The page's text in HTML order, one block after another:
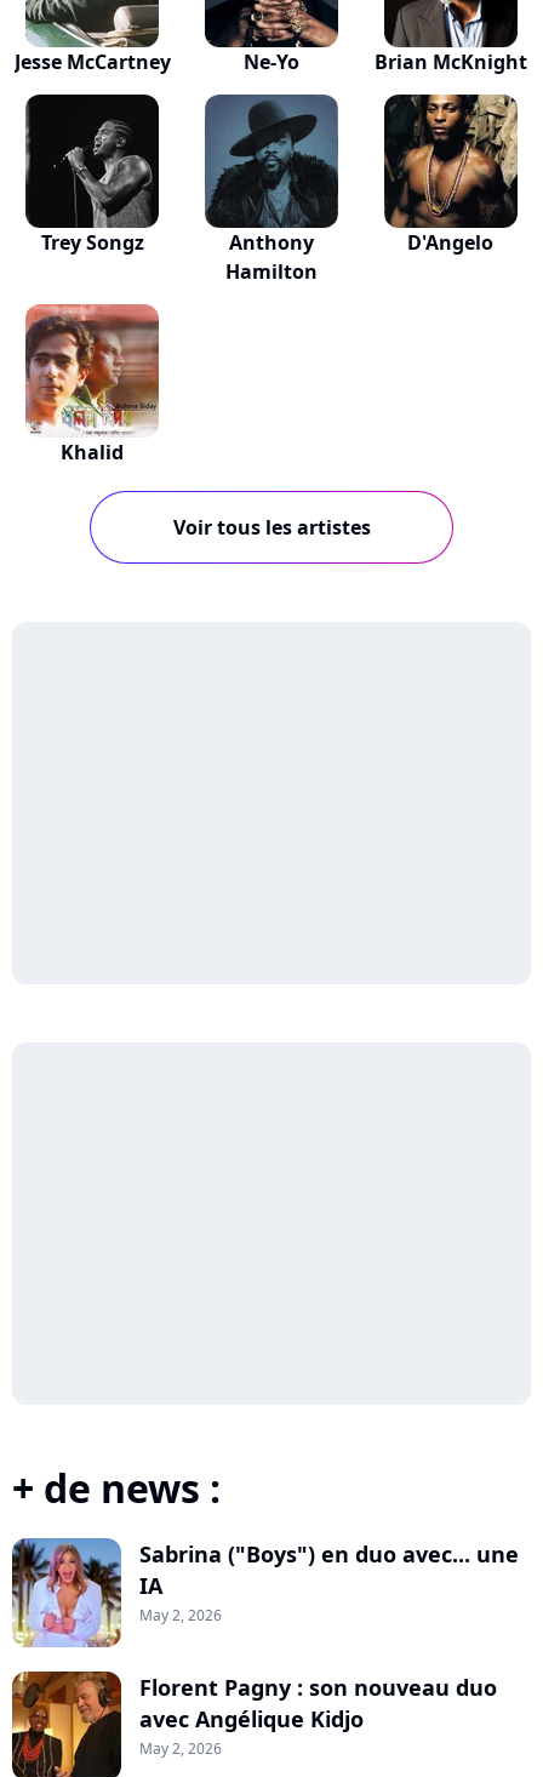
Jesse McCartney Ne-Yo Brian McKnight
Trey Songz
Anthony
Hamilton
D'Angelo
Khalid
Voir tous les artistes
+ de news :
Sabrina ("Boys") en duo avec... une
IA
May 2, 2026
Florent Pagny : son nouveau duo
avec Angélique Kidjo
May 2, 2026